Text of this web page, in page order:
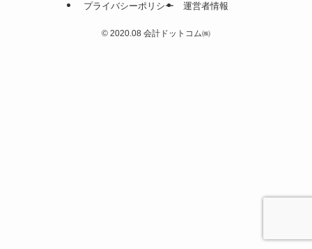
プライバシーポリシー 運営者情報
© 2020.08 会計ドットコム㈱